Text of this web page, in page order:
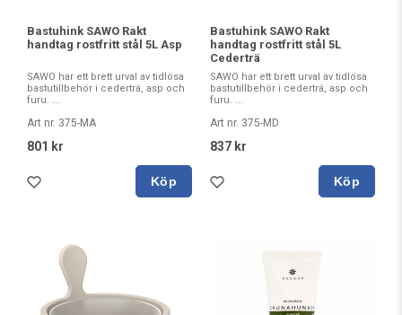
Bastuhink SAWO Rakt
handtag rostfritt stål 5L Asp
SAWO har ett brett urval av tidlösa
bastutillbehör i cederträ, asp och
furu. ...
Art nr. 375-MA
801 kr
Köp
Bastuhink SAWO Rakt
handtag rostfritt stål 5L
Cederträ
SAWO har ett brett urval av tidlösa
bastutillbehör i cederträ, asp och
furu. ...
Art nr. 375-MD
837 kr
Köp